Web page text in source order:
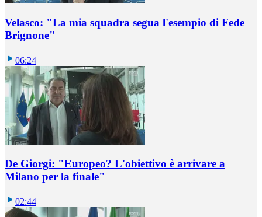
Velasco: "La mia squadra segua l'esempio di Fede
Brignone"
06:24
De Giorgi: "Europeo? L'obiettivo è arrivare a
Milano per la finale"
02:44